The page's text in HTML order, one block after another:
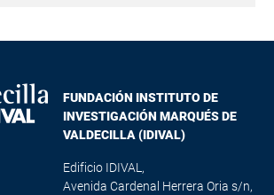
FUNDACIÓN INSTITUTO DE
INVESTIGACIÓN MARQUÉS DE
VALDECILLA (IDIVAL)
Edificio IDIVAL,
Avenida Cardenal Herrera Oria s/n,